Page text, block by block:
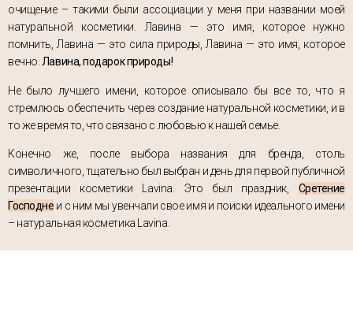
очищение – такими были ассоциации у меня при названии моей
натуральной косметики. Лавина — это имя, которое нужно
помнить, Лавина — это сила природы, Лавина — это имя, которое
вечно. Лавина, подарок природы!
Не было лучшего имени, которое описывало бы все то, что я
стремлюсь обеспечить через создание натуральной косметики, и в
то же время то, что связано с любовью к нашей семье.
Конечно же, после выбора названия для бренда, столь
символичного, тщательно был выбран и день для первой публичной
презентации косметики Lavina. Это был праздник, Сретение
Господне и с ним мы увенчали свое имя и поиски идеального имени
– натуральная косметика Lavina.